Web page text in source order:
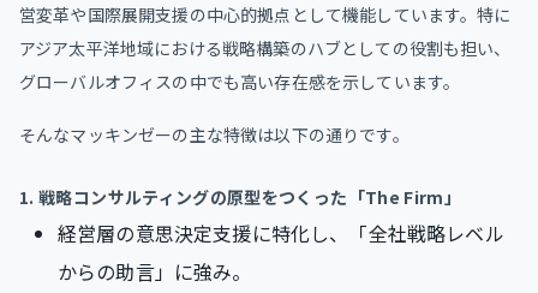
営変革や国際展開支援の中心的拠点として機能しています。特に
アジア太平洋地域における戦略構築のハブとしての役割も担い、
グローバルオフィスの中でも高い存在感を示しています。
そんなマッキンゼーの主な特徴は以下の通りです。
1. 戦略コンサルティングの原型をつくった「The Firm」
経営層の意思決定支援に特化し、「全社戦略レベル
からの助言」に強み。